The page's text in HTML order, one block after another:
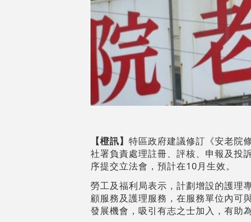
【橙訊】 特區政府建議修訂《安老院
社署負責處理註冊、評核、申報及投
序提交立法會，預計在10月生效。
勞工及福利局表示，計劃增設的護理
顧服務及護理服務，在服務單位內可
發展機會，吸引有志之士加入，有助